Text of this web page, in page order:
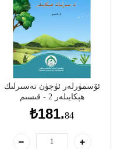
ئۆسمۈرلەر ئۈچۈن تەسىرلىك
ھېكايىلەر 2 - قىسىم
₺181.84